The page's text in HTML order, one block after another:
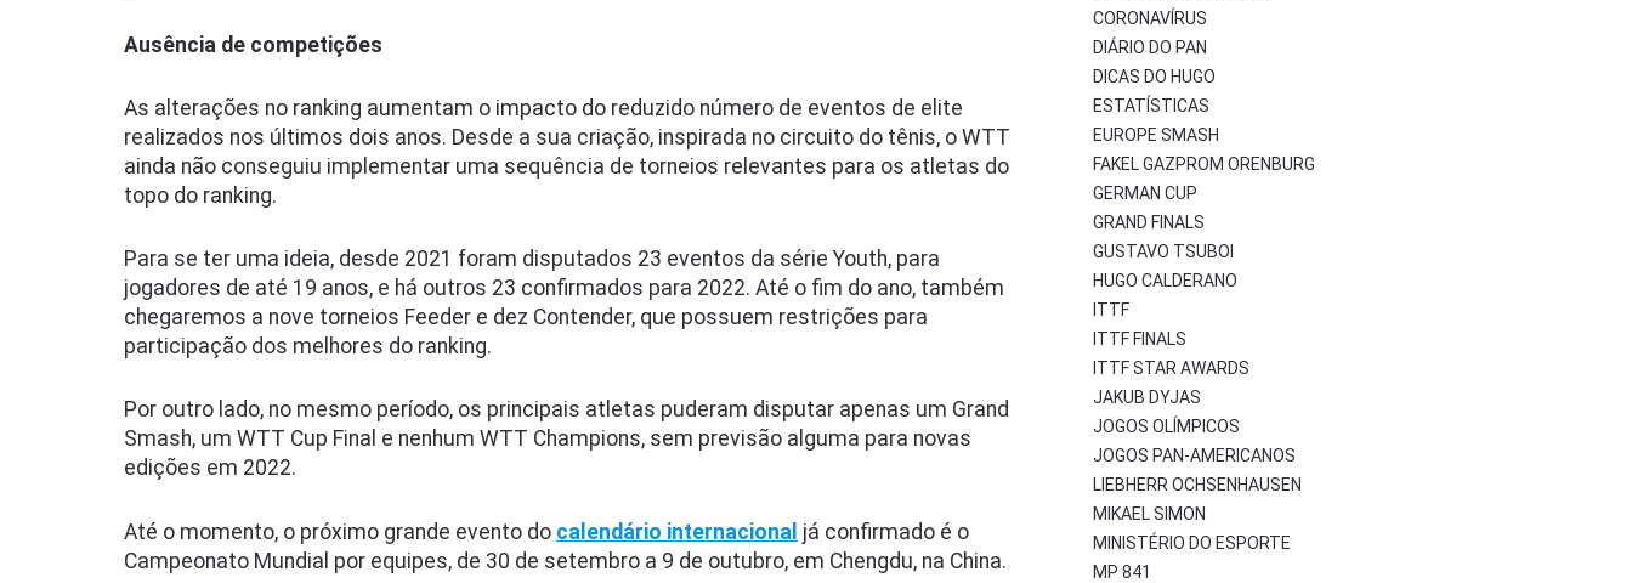
Ausência de competições
As alterações no ranking aumentam o impacto do reduzido número de eventos de elite
realizados nos últimos dois anos. Desde a sua criação, inspirada no circuito do tênis, o WTT
ainda não conseguiu implementar uma sequência de torneios relevantes para os atletas do
topo do ranking.
Para se ter uma ideia, desde 2021 foram disputados 23 eventos da série Youth, para
jogadores de até 19 anos, e há outros 23 confirmados para 2022. Até o fim do ano, também
chegaremos a nove torneios Feeder e dez Contender, que possuem restrições para
participação dos melhores do ranking.
Por outro lado, no mesmo período, os principais atletas puderam disputar apenas um Grand
Smash, um WTT Cup Final e nenhum WTT Champions, sem previsão alguma para novas
edições em 2022.
Até o momento, o próximo grande evento do calendário internacional já confirmado é o
Campeonato Mundial por equipes, de 30 de setembro a 9 de outubro, em Chengdu, na China.
CORONAVÍRUS
DIÁRIO DO PAN
DICAS DO HUGO
ESTATÍSTICAS
EUROPE SMASH
FAKEL GAZPROM ORENBURG
GERMAN CUP
GRAND FINALS
GUSTAVO TSUBOI
HUGO CALDERANO
ITTF
ITTF FINALS
ITTF STAR AWARDS
JAKUB DYJAS
JOGOS OLÍMPICOS
JOGOS PAN-AMERICANOS
LIEBHERR OCHSENHAUSEN
MIKAEL SIMON
MINISTÉRIO DO ESPORTE
MP 841